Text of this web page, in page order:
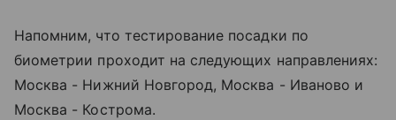
Напомним, что тестирование посадки по
биометрии проходит на следующих направлениях:
Москва - Нижний Новгород, Москва - Иваново и
Москва - Кострома.